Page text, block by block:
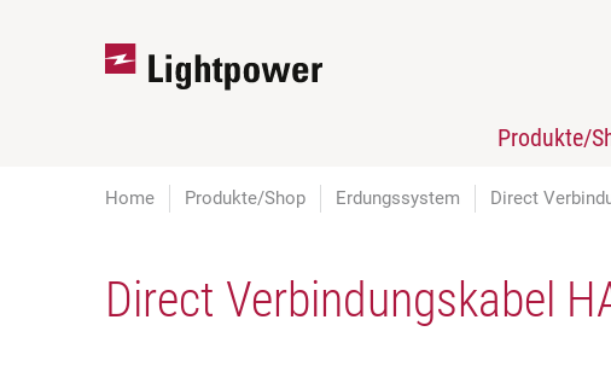
Produkte/
Home Produkte/Shop Erdungssystem Direct
Direct Verbindungskabel